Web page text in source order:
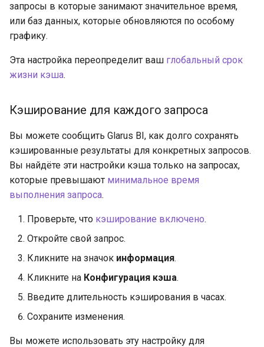
запросы в которые занимают значительное время,
или баз данных, которые обновляются по особому
графику.
Эта настройка переопределит ваш глобальный срок
жизни кэша.
Кэширование для каждого запроса
Вы можете сообщить Glarus BI, как долго сохранять
кэшированные результаты для конкретных запросов.
Вы найдёте эти настройки кэша только на запросах,
которые превышают минимальное время
выполнения запроса.
Проверьте, что кэширование включено.
Откройте свой запрос.
Кликните на значок информация.
Кликните на Конфигурация кэша.
Введите длительность кэширования в часах.
Сохраните изменения.
Вы можете использовать эту настройку для